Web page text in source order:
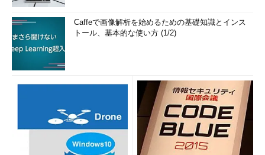
Caffeで画像解析を始めるための基礎知識とインス
トール、基本的な使い方 (1/2)